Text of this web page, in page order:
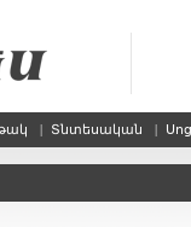
| Տնտեսական |